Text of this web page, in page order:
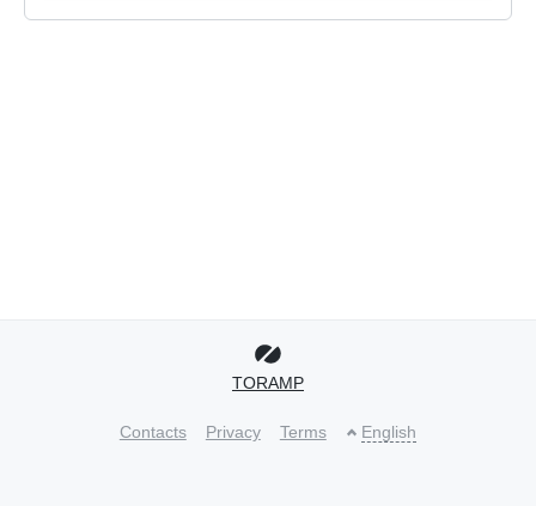
TORAMP
Contacts Privacy Terms English